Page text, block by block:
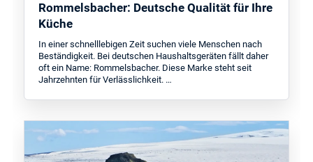
Rommelsbacher: Deutsche Qualität für Ihre
Küche
In einer schnelllebigen Zeit suchen viele Menschen nach
Beständigkeit. Bei deutschen Haushaltsgeräten fällt daher
oft ein Name: Rommelsbacher. Diese Marke steht seit
Jahrzehnten für Verlässlichkeit. …